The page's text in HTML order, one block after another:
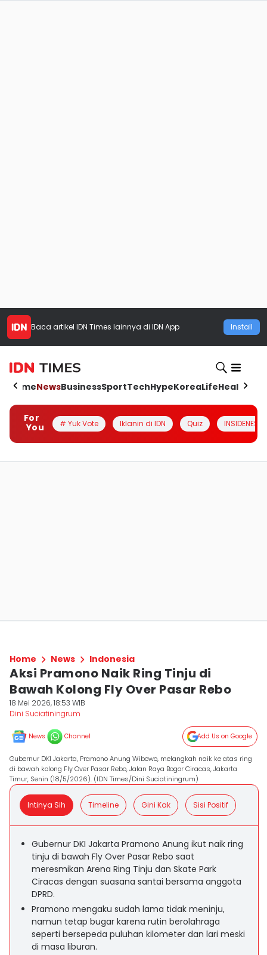
Baca artikel IDN Times lainnya di IDN App Install
HomeNewsBusinessSportTechHypeKoreaLifeHealth
For
You
# Yuk Vote Iklanin di IDN Quiz INSIDENESIA
Home News Indonesia
Aksi Pramono Naik Ring Tinju di
Bawah Kolong Fly Over Pasar Rebo
18 Mei 2026, 18:53 WIB
Dini Suciatiningrum
News Channel Add Us on Google
Gubernur DKI Jakarta, Pramono Anung Wibowo, melangkah naik ke atas ring
di bawah kolong Fly Over Pasar Rebo, Jalan Raya Bogor Ciracas, Jakarta
Timur, Senin (18/5/2026). (IDN Times/Dini Suciatiningrum)
Intinya Sih Timeline Gini Kak Sisi Positif
Gubernur DKI Jakarta Pramono Anung ikut naik ring
tinju di bawah Fly Over Pasar Rebo saat
meresmikan Arena Ring Tinju dan Skate Park
Ciracas dengan suasana santai bersama anggota
DPRD.
Pramono mengaku sudah lama tidak meninju,
namun tetap bugar karena rutin berolahraga
seperti bersepeda puluhan kilometer dan lari meski
di masa liburan.